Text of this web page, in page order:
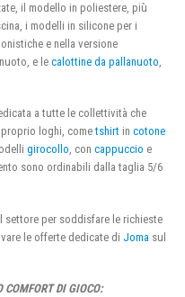
il modello in poliestere, più
i modelli in silicone per i
e nella versione
e le calottine da pallanuoto,
a tutte le collettività che
loghi, cometshirt in cotone
girocollo, con cappuccio e
sono ordinabili dalla taglia 5/6
settore per soddisfare le richieste
le offerte dedicate di Joma sul
COMFORT DI GIOCO: